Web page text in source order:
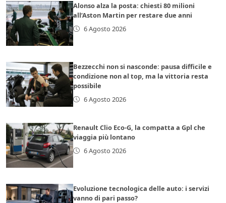
Alonso alza la posta: chiesti 80 milioni
all’Aston Martin per restare due anni
6 Agosto 2026
Bezzecchi non si nasconde: pausa difficile e
condizione non al top, ma la vittoria resta
possibile
6 Agosto 2026
Renault Clio Eco-G, la compatta a Gpl che
viaggia più lontano
6 Agosto 2026
Evoluzione tecnologica delle auto: i servizi
vanno di pari passo?